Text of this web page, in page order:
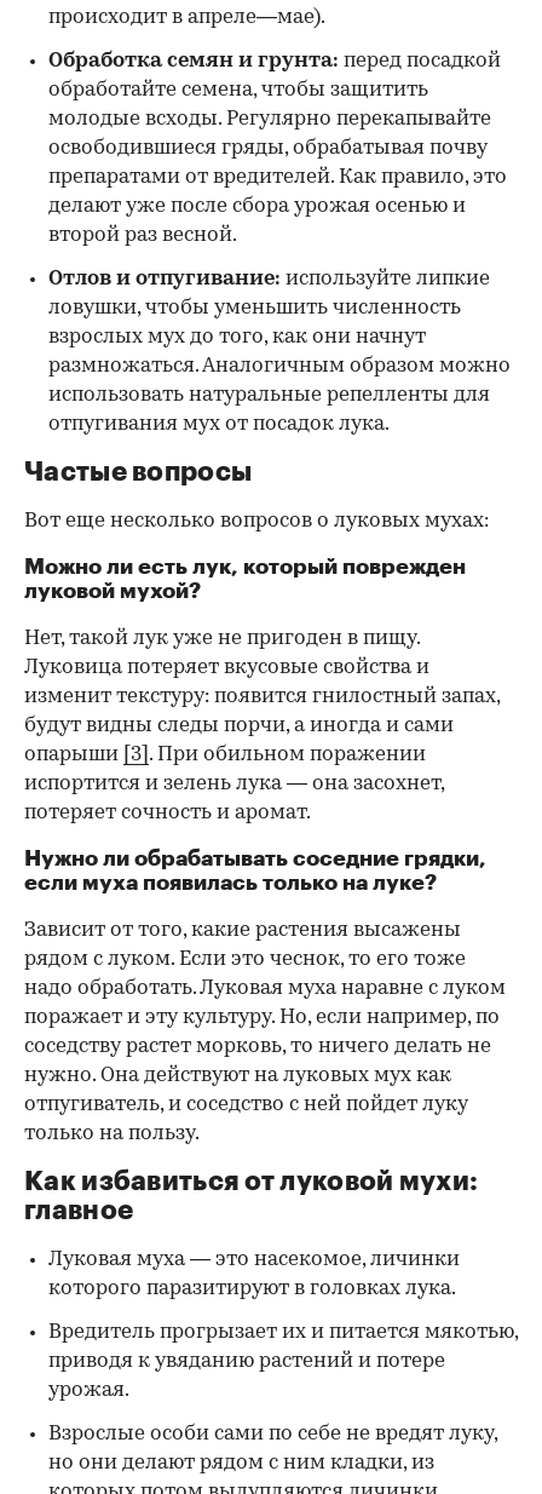
происходит в апреле—мае).
Обработка семян и грунта: перед посадкой
обработайте семена, чтобы защитить
молодые всходы. Регулярно перекапывайте
освободившиеся гряды, обрабатывая почву
препаратами от вредителей. Как правило, это
делают уже после сбора урожая осенью и
второй раз весной.
Отлов и отпугивание: используйте липкие
ловушки, чтобы уменьшить численность
взрослых мух до того, как они начнут
размножаться. Аналогичным образом можно
использовать натуральные репелленты для
отпугивания мух от посадок лука.
Частые вопросы
Вот еще несколько вопросов о луковых мухах:
Можно ли есть лук, который поврежден
луковой мухой?
Нет, такой лук уже не пригоден в пищу.
Луковица потеряет вкусовые свойства и
изменит текстуру: появится гнилостный запах,
будут видны следы порчи, а иногда и сами
опарыши
[3] . При обильном поражении
испортится и зелень лука — она засохнет,
потеряет сочность и аромат.
Нужно ли обрабатывать соседние грядки,
если муха появилась только на луке?
Зависит от того, какие растения высажены
рядом с луком. Если это чеснок, то его тоже
надо обработать. Луковая муха наравне с луком
поражает и эту культуру. Но, если например, по
соседству растет морковь, то ничего делать не
нужно. Она действуют на луковых мух как
отпугиватель, и соседство с ней пойдет луку
только на пользу.
Как избавиться от луковой мухи:
главное
Луковая муха — это насекомое, личинки
которого паразитируют в головках лука.
Вредитель прогрызает их и питается мякотью,
приводя к увяданию растений и потере
урожая.
Взрослые особи сами по себе не вредят луку,
но они делают рядом с ним кладки, из